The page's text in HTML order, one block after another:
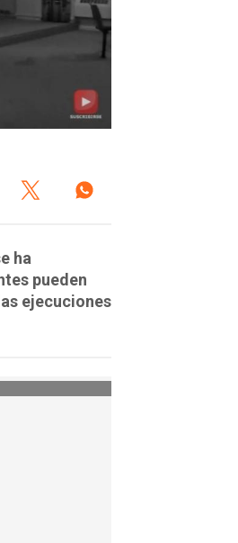
ha
pueden
ejecuciones